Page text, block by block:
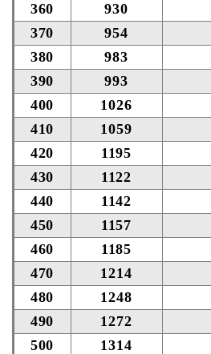
360
930
370
954
380
983
390
993
400
1026
410
1059
420
1195
430
1122
440
1142
450
1157
460
1185
470
1214
480
1248
490
1272
500
1314